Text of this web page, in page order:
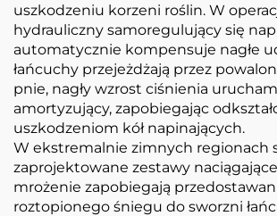
uszkodzeniu korzeni roślin. W
hydrauliczny samoregulujący się
automatycznie kompensuje nagłe
łańcuchy przejeżdżają przez
pnie, nagły wzrost ciśnienia
amortyzujący, zapobiegając
uszkodzeniom kół napinających.
W ekstremalnie zimnych regionach
zaprojektowane zestawy
mrożenie zapobiegają
roztopionego śniegu do sworzni